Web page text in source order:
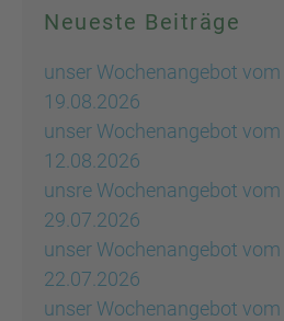
Neueste Beiträge
unser Wochenangebot
19.08.2026
unser Wochenangebot
12.08.2026
unsre Wochenangebot
29.07.2026
unser Wochenangebot
22.07.2026
unser Wochenangebot